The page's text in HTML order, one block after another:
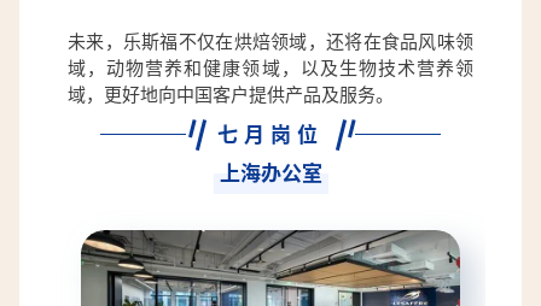
未来，乐斯福不仅在烘焙领域，还将在食品风味领
域，动物营养和健康领域，以及生物技术营养领
域，更好地向中国客户提供产品及服务。
七月岗位
上海办公室